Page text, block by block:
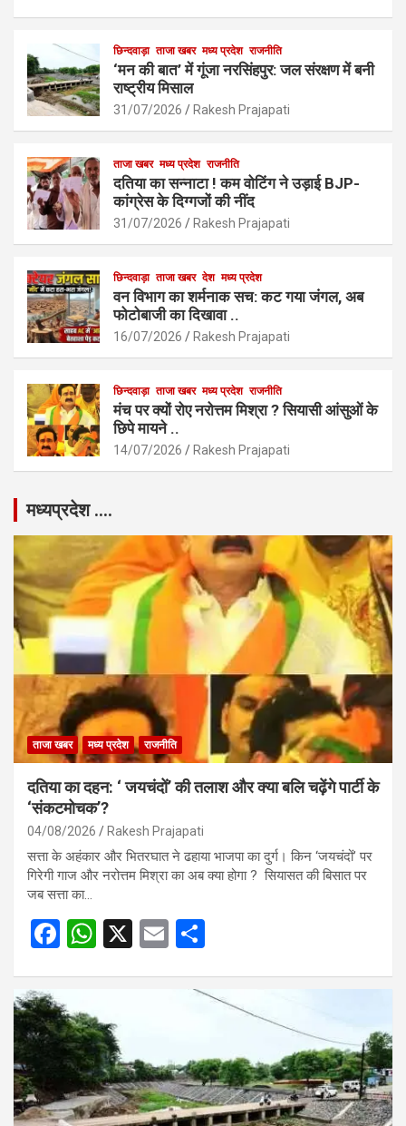
b
o
o
k
s
A
p
p
e
छिन्दवाड़ा ताजा खबर मध्य प्रदेश राजनीति
‘मन की बात’ में गूंजा नरसिंहपुर: जल संरक्षण में बनी
राष्ट्रीय मिसाल
31/07/2026 Rakesh Prajapati
ताजा खबर मध्य प्रदेश राजनीति
दतिया का सन्नाटा ! कम वोटिंग ने उड़ाई BJP-
कांग्रेस के दिग्गजों की नींद
31/07/2026 Rakesh Prajapati
छिन्दवाड़ा ताजा खबर देश मध्य प्रदेश
वन विभाग का शर्मनाक सच: कट गया जंगल, अब
फोटोबाजी का दिखावा ..
16/07/2026 Rakesh Prajapati
छिन्दवाड़ा ताजा खबर मध्य प्रदेश राजनीति
मंच पर क्यों रोए नरोत्तम मिश्रा ? सियासी आंसुओं के
छिपे मायने ..
14/07/2026 Rakesh Prajapati
मध्यप्रदेश ….
ताजा खबर मध्य प्रदेश राजनीति
दतिया का दहन: ‘ जयचंदों’ की तलाश और क्या बलि चढ़ेंगे पार्टी के
‘संकटमोचक’?
04/08/2026 Rakesh Prajapati
सत्ता के अहंकार और भितरघात ने ढहाया भाजपा का दुर्ग। किन ‘जयचंदों’ पर
गिरेगी गाज और नरोत्तम मिश्रा का अब क्या होगा ? सियासत की बिसात पर
जब सत्ता का…
F
b
o
o
k
W
s
A
p
p
X
E
ail ar